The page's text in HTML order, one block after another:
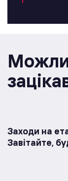
Заходи на
Завітайте,